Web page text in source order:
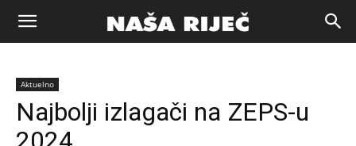
Naša
riječ
Aktuelno
Najbolji izlagači na ZEPS-u